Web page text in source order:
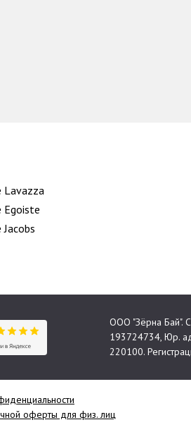
Lavazza
Egoiste
ООО "Зёрна Бай".
193724734, Юр.
220100.
оферты для физ. лиц